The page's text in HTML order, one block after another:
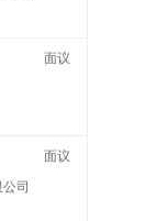
面议
面议
司